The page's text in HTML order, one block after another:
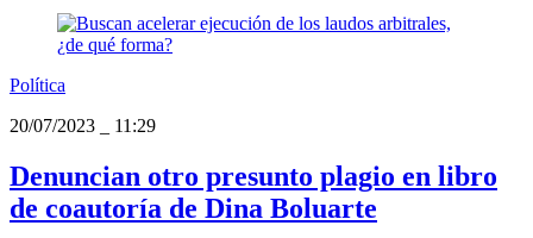
Política
20/07/2023
11:29
Denuncian otro presunto plagio en libro
de coautoría de Dina Boluarte